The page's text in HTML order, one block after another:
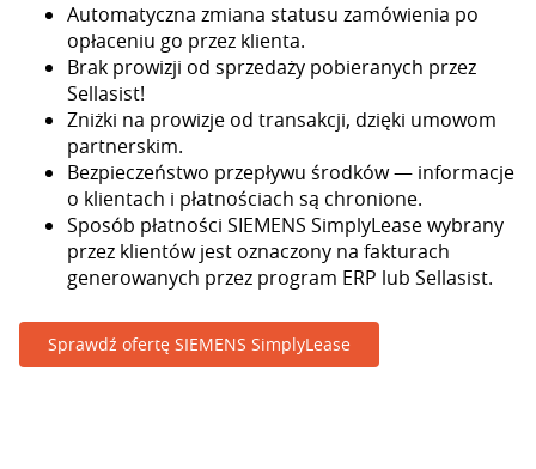
Automatyczna zmiana statusu zamówienia po
opłaceniu go przez klienta.
Brak prowizji od sprzedaży pobieranych przez
Sellasist!
Zniżki na prowizje od transakcji, dzięki umowom
partnerskim.
Bezpieczeństwo przepływu środków — informacje
o klientach i płatnościach są chronione.
Sposób płatności SIEMENS SimplyLease wybrany
przez klientów jest oznaczony na fakturach
generowanych przez program ERP lub Sellasist.
Sprawdź ofertę SIEMENS SimplyLease